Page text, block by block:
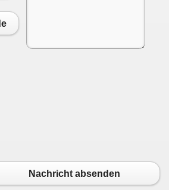
Nachricht absenden